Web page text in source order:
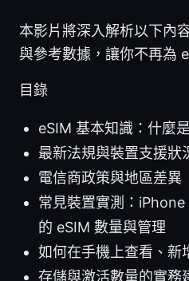
本影片將深入解析以下內
與參考數據，讓你不再為
目錄
eSIM 基本知識：什麼
最新法規與裝置支援狀
電信商政策與地區差異
常見裝置實測：
的 eSIM 數量與管理
如何在手機上查看、新
存儲與激活數量的實務